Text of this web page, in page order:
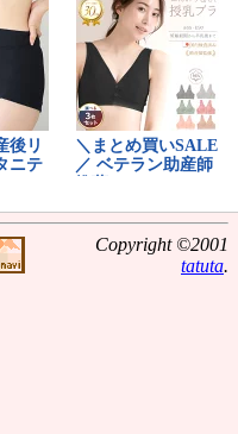
Copyright ©2001
tatuta.